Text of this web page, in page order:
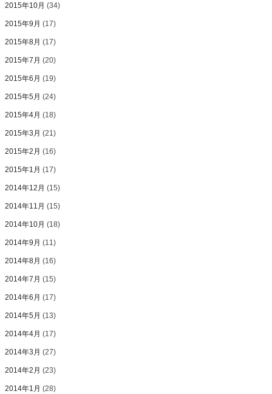
2015年10月 (34)
2015年9月 (17)
2015年8月 (17)
2015年7月 (20)
2015年6月 (19)
2015年5月 (24)
2015年4月 (18)
2015年3月 (21)
2015年2月 (16)
2015年1月 (17)
2014年12月 (15)
2014年11月 (15)
2014年10月 (18)
2014年9月 (11)
2014年8月 (16)
2014年7月 (15)
2014年6月 (17)
2014年5月 (13)
2014年4月 (17)
2014年3月 (27)
2014年2月 (23)
2014年1月 (28)